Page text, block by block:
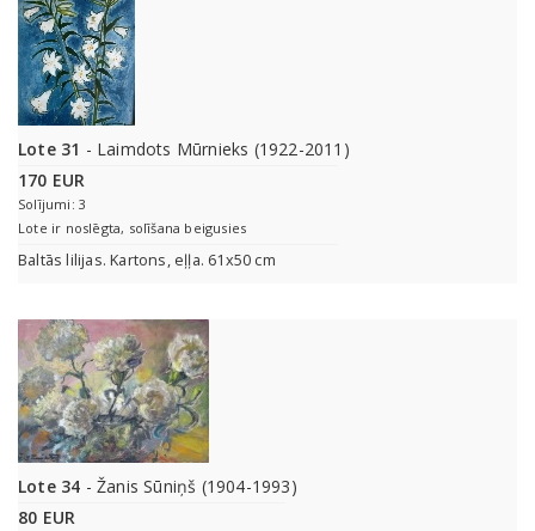
Lote 31 - Laimdots Mūrnieks (1922-2011)
170 EUR
Solījumi: 3
Lote ir noslēgta, solīšana beigusies
Baltās lilijas. Kartons, eļļa. 61x50 cm
Lote 34 - Žanis Sūniņš (1904-1993)
80 EUR